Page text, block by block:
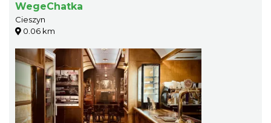
WegeChatka
Cieszyn
0.06 km